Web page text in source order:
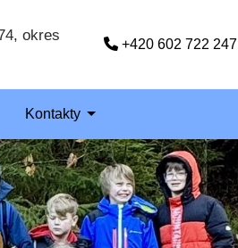
okres
+420 602 722 247
Kontakty